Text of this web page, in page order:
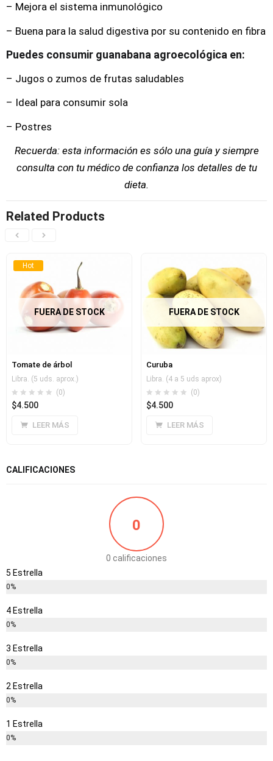
– Mejora el sistema inmunológico
– Buena para la salud digestiva por su contenido en fibra
Puedes consumir guanabana agroecológica en:
– Jugos o zumos de frutas saludables
– Ideal para consumir sola
– Postres
Recuerda: esta información es sólo una guía y siempre
consulta con tu médico de confianza los detalles de tu
dieta.
Related Products
Hot
FUERA DE STOCK
Tomate de árbol
Libra. (5 uds. aprox.)
(0)
$4.500
LEER MÁS
FUERA DE STOCK
Curuba
Libra. (4 a 5 uds aprox)
(0)
$4.500
LEER MÁS
CALIFICACIONES
0
0 calificaciones
5 Estrella
0%
4 Estrella
0%
3 Estrella
0%
2 Estrella
0%
1 Estrella
0%